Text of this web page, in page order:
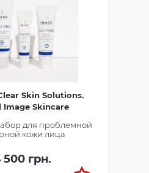
Skin Solutions.
Image Skincare
для проблемной
кожи лица
500 грн.